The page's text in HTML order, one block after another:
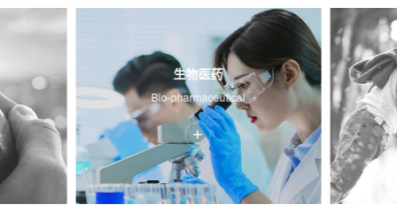
生物医药
Bio-pharmaceutical